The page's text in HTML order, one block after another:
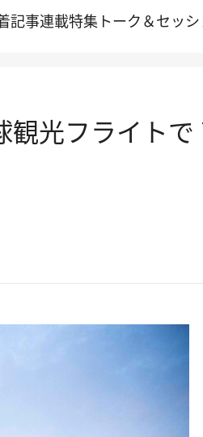
記事連載特集 トーク＆セッ
観光フライト